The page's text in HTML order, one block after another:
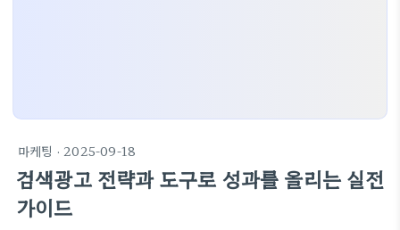
마케팅 · 2025-09-18
검색광고 전략과 도구로 성과를 올리는 실전
가이드